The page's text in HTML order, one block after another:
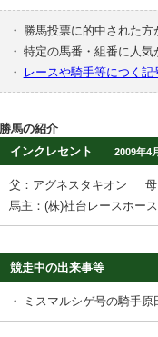
・
勝馬投票に的中された
・ 特定の馬番・組番に人気
・
レースや騎手等につく記
勝馬の紹介
インクレセント
2009年4
父：アグネスタキオン
馬主：(株)社台レースホース
競走中の出来事等
・ ミスマルシゲ号の騎手